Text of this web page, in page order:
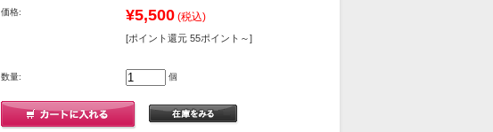
価格: ¥5,500 (税込)
[ポイント還元 55ポイント～]
数量: 個